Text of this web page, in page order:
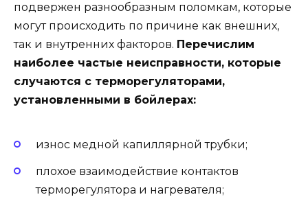
подвержен разнообразным поломкам, которые
могут происходить по причине как внешних,
так и внутренних факторов. Перечислим
наиболее частые неисправности, которые
случаются с терморегуляторами,
установленными в бойлерах:
износ медной капиллярной трубки;
плохое взаимодействие контактов
терморегулятора и нагревателя;